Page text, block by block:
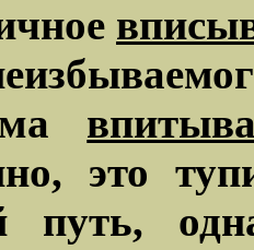
это
путь,